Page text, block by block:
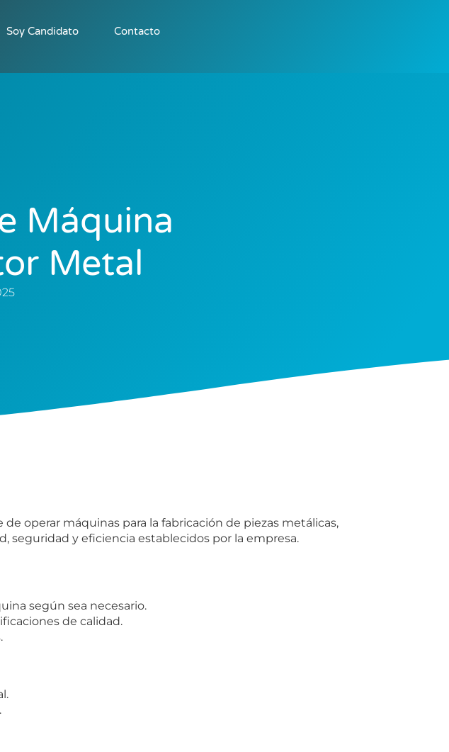
Soy Candidato Contacto
Máquina
Metal
de operar máquinas para la fabricación de piezas metálicas,
seguridad y eficiencia establecidos por la empresa.
según sea necesario.
de calidad.